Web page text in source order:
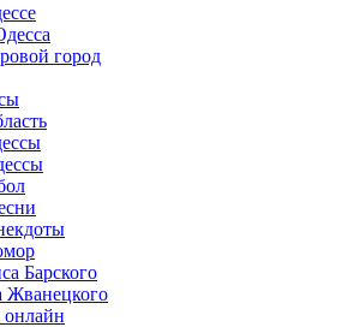
город
Барского